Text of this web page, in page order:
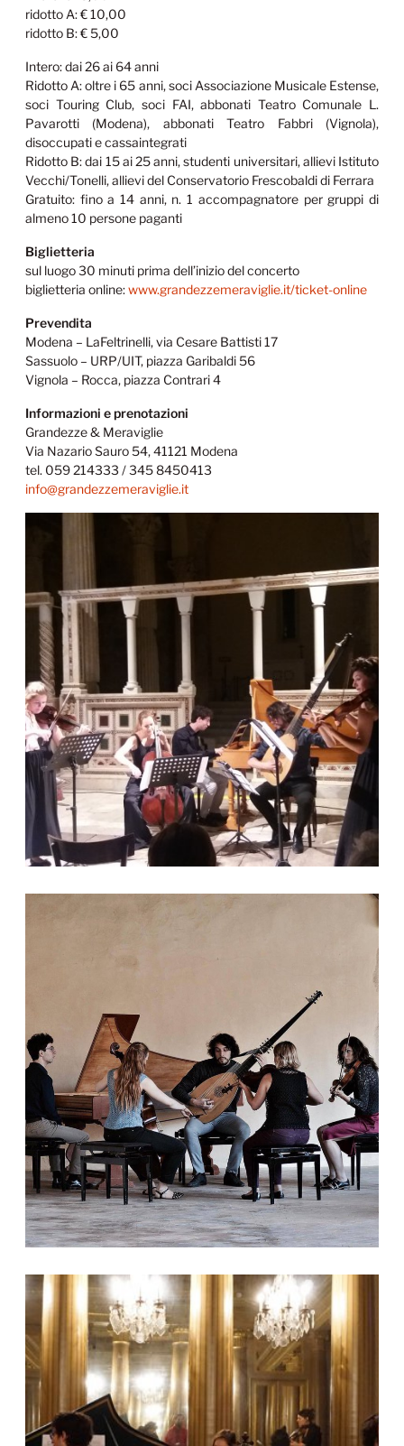
ridotto A: € 10,00
ridotto B: € 5,00
Intero: dai 26 ai 64 anni
Ridotto A: oltre i 65 anni, soci Associazione Musicale Estense,
soci Touring Club, soci FAI, abbonati Teatro Comunale L.
Pavarotti (Modena), abbonati Teatro Fabbri (Vignola),
disoccupati e cassaintegrati
Ridotto B: dai 15 ai 25 anni, studenti universitari, allievi Istituto
Vecchi/Tonelli, allievi del Conservatorio Frescobaldi di Ferrara
Gratuito: fino a 14 anni, n. 1 accompagnatore per gruppi di
almeno 10 persone paganti
Biglietteria
sul luogo 30 minuti prima dell’inizio del concerto
biglietteria online:www.grandezzemeraviglie.it/ticket-online
Prevendita
Modena – LaFeltrinelli, via Cesare Battisti 17
Sassuolo – URP/UIT, piazza Garibaldi 56
Vignola – Rocca, piazza Contrari 4
Informazioni e prenotazioni
Grandezze & Meraviglie
Via Nazario Sauro 54, 41121 Modena
tel. 059 214333 / 345 8450413
info@grandezzemeraviglie.it